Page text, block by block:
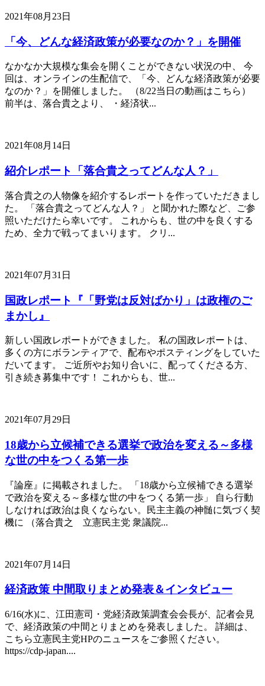
2021年08月23日
「今、どんな経済政策が必要なのか？」を開催
なかなか大規模な集会を開くことができない状況の中、 今
回は、オンラインの生配信で、「今、どんな経済政策が必要
なのか？」を開催しました。 （8/22当日の動画はこちら）
前半は、落合貴之より、 ・経済状...
2021年08月14日
紹介レポート「落合貴之ってどんな人？」
落合貴之の人物像を紹介するレポートを作っていただきまし
た。 「落合貴之ってどんな人？」 と聞かれた際など、ご参
照いただけたら幸いです。 これからも、世の中を良くする
ため、全力で戦ってまいります。 クリ...
2021年07月31日
国政レポート『「野党は反対ばかり」は政権のご
まかし』
新しい国政レポートができました。 私の国政レポートは、
多くの方にボランティアで、配布やポスティングをしていた
だいてます。 ご近所やお知り合いに、配ってくださる方、
引き続き募集中です！ これからも、世...
2021年07月29日
18歳から立候補できる選挙で政治を変える～多様
な世の中をつくる第一歩
『論座』に掲載されました。 「18歳から立候補できる選挙
で政治を変える～多様な世の中をつくる第一歩」 自ら行動
しなければ政治は良くならない。民主主義の神髄に気づく契
機に （落合貴之 立憲民主党 衆議院...
2021年07月14日
経済政策 中間取りまとめ発表＆インタビュー
6/16(水)に、江田憲司・党経済政策調査会会長が、記者会見
で、経済政策の中間とりまとめを発表しました。 詳細は、
こちら立憲民主党HPのニュースをご参照ください。
https://cdp-japan....